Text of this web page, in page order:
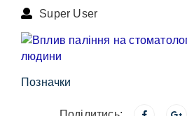
Super User
Позначки